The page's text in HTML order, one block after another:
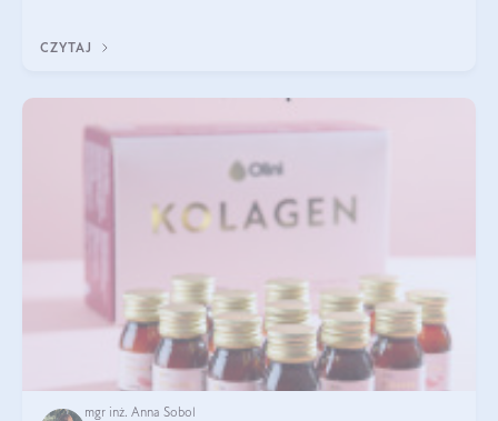
CZYTAJ
mgr inż. Anna Sobol